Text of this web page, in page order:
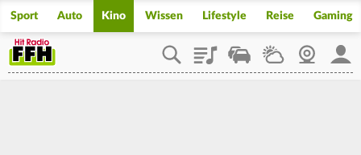
Sport Auto Kino Wissen Lifestyle Reise Gaming
PlaylistStaupilotWetterWebcam